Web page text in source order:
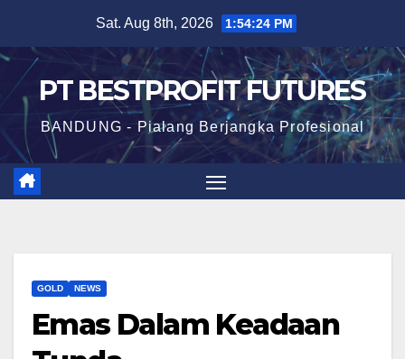
content
Sat. Aug 8th, 2026 1:54:24 PM
PT BESTPROFIT FUTURES
BANDUNG - Pialang Berjangka Profesional
GOLD NEWS
Emas Dalam Keadaan